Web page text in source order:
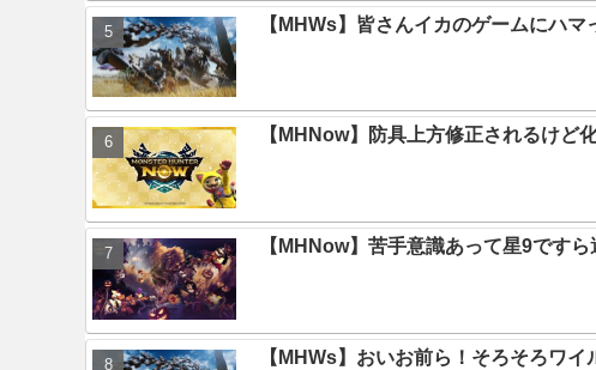
【MHWs】皆さんイカのゲームにハ
【MHNow】防具上方修正されるけど
【MHNow】苦手意識あって星9です
【MHWs】おいお前ら！そろそろワ